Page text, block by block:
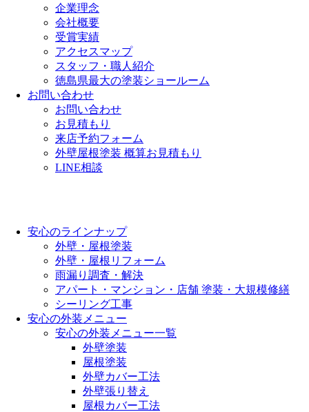
企業理念
会社概要
受賞実績
アクセスマップ
スタッフ・職人紹介
徳島県最大の塗装ショールーム
お問い合わせ
お問い合わせ
お見積もり
来店予約フォーム
外壁屋根塗装 概算お見積もり
LINE相談
安心のラインナップ
外壁・屋根塗装
外壁・屋根リフォーム
雨漏り調査・解決
アパート・マンション・店舗 塗装・大規模修繕
シーリング工事
安心の外装メニュー
安心の外装メニュー一覧
外壁塗装
屋根塗装
外壁カバー工法
外壁張り替え
屋根カバー工法